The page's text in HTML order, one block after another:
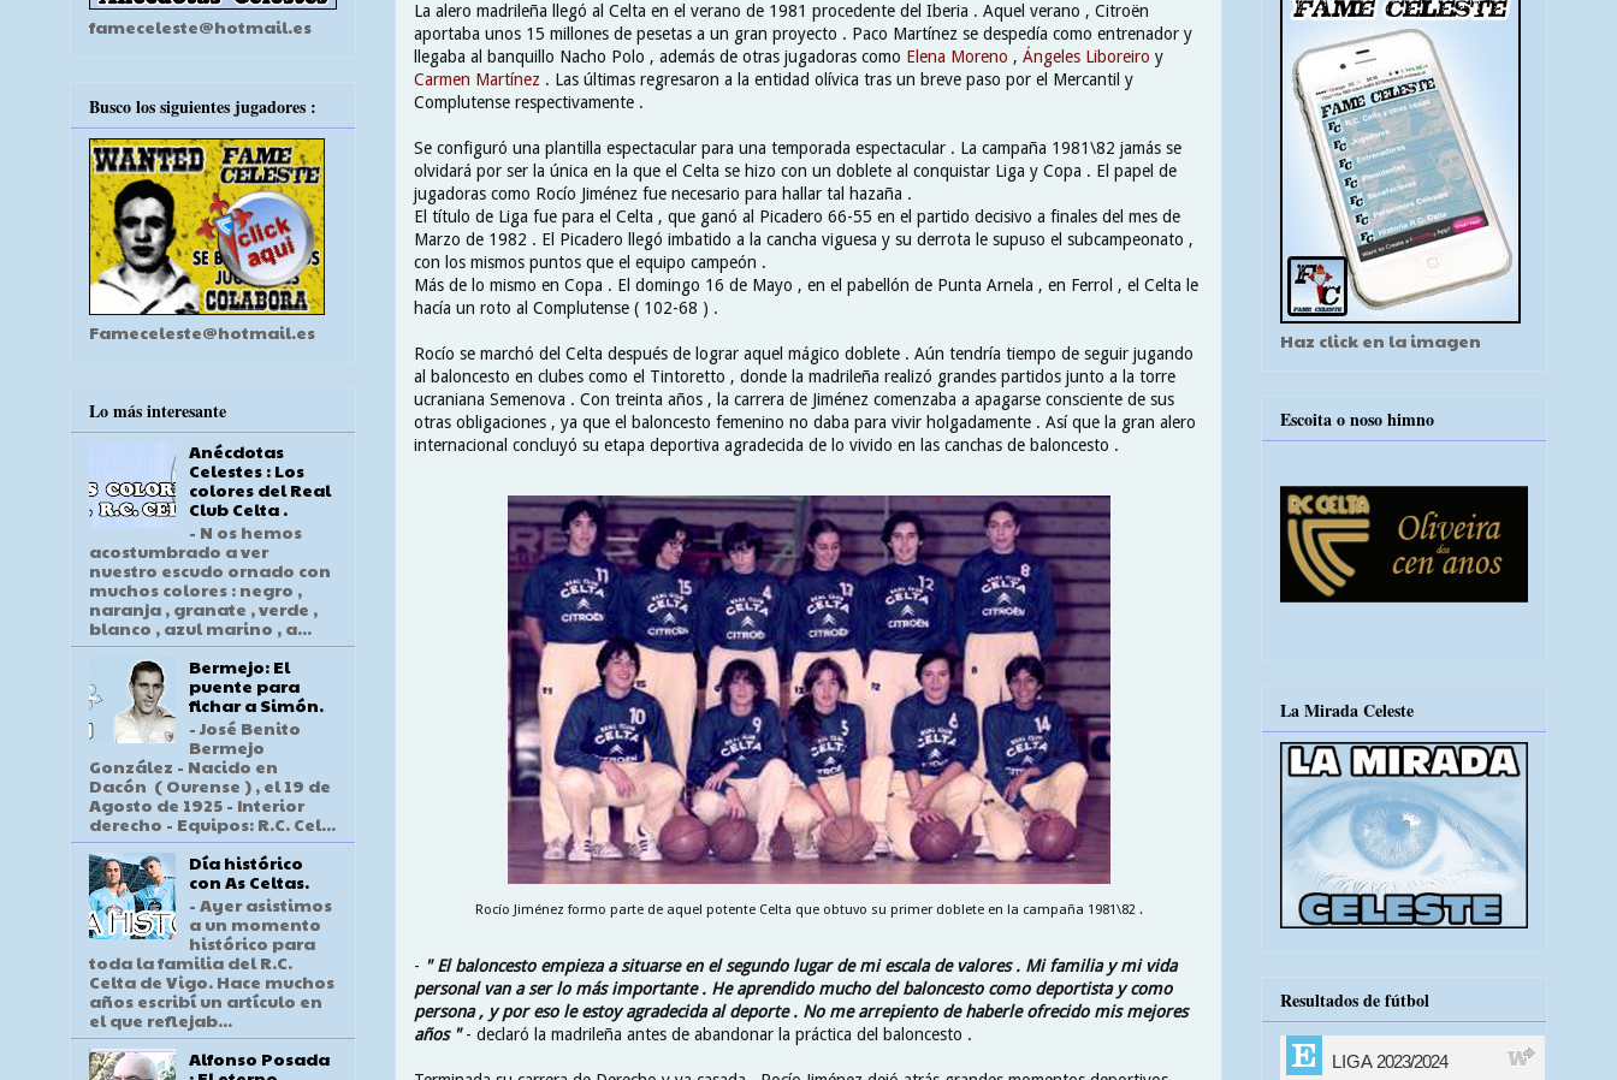
La alero madrileña llegó al Celta en el verano de 1981 procedente del Iberia . Aquel verano , Citroën
aportaba unos 15 millones de pesetas a un gran proyecto . Paco Martínez se despedía como entrenador y
llegaba al banquillo Nacho Polo , además de otras jugadoras como Elena Moreno , Ángeles Liboreiro y
Carmen Martínez . Las últimas regresaron a la entidad olívica tras un breve paso por el Mercantil y
Complutense respectivamente .
Se configuró una plantilla espectacular para una temporada espectacular . La campaña 1981\82 jamás se
olvidará por ser la única en la que el Celta se hizo con un doblete al conquistar Liga y Copa . El papel de
jugadoras como Rocío Jiménez fue necesario para hallar tal hazaña .
El título de Liga fue para el Celta , que ganó al Picadero 66-55 en el partido decisivo a finales del mes de
Marzo de 1982 . El Picadero llegó imbatido a la cancha viguesa y su derrota le supuso el subcampeonato ,
con los mismos puntos que el equipo campeón .
Más de lo mismo en Copa . El domingo 16 de Mayo , en el pabellón de Punta Arnela , en Ferrol , el Celta le
hacía un roto al Complutense ( 102-68 ) .
Rocío se marchó del Celta después de lograr aquel mágico doblete . Aún tendría tiempo de seguir jugando
al baloncesto en clubes como el Tintoretto , donde la madrileña realizó grandes partidos junto a la torre
ucraniana Semenova . Con treinta años , la carrera de Jiménez comenzaba a apagarse consciente de sus
otras obligaciones , ya que el baloncesto femenino no daba para vivir holgadamente . Así que la gran alero
internacional concluyó su etapa deportiva agradecida de lo vivido en las canchas de baloncesto .
Rocío Jiménez formo parte de aquel potente Celta que obtuvo su primer doblete en la campaña 1981\82 .
- " El baloncesto empieza a situarse en el segundo lugar de mi escala de valores . Mi familia y mi vida
personal van a ser lo más importante . He aprendido mucho del baloncesto como deportista y como
persona , y por eso le estoy agradecida al deporte . No me arrepiento de haberle ofrecido mis mejores
años "- declaró la madrileña antes de abandonar la práctica del baloncesto .
fameceleste@hotmail.es
Busco los siguientes jugadores :
Fameceleste@hotmail.es
Lo más interesante
Anécdotas
Celestes : Los
colores del Real
Club Celta .
- N os hemos
acostumbrado a ver
nuestro escudo ornado con
muchos colores : negro ,
naranja , granate , verde ,
blanco , azul marino , a...
Bermejo: El
puente para
fichar a Simón.
- José Benito
Bermejo
González - Nacido en
Dacón ( Ourense ) , el 19 de
Agosto de 1925 - Interior
derecho - Equipos: R.C. Cel...
Día histórico
con As Celtas.
- Ayer asistimos
a un momento
histórico para
toda la familia del R.C.
Celta de Vigo. Hace muchos
años escribí un artículo en
el que reflejab...
Alfonso Posada
Haz click en la imagen
Escoita o noso himno
La Mirada Celeste
Resultados de fútbol